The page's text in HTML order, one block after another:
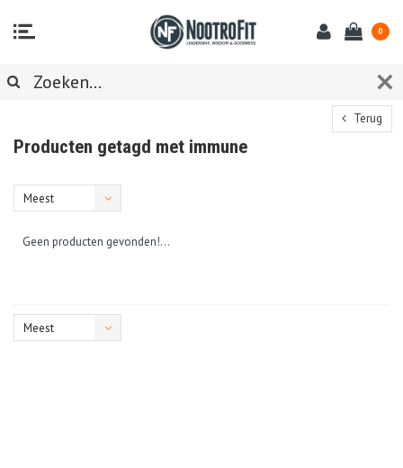
0
Terug
Producten getagd met immune
Meest
Geen producten gevonden!...
Meest